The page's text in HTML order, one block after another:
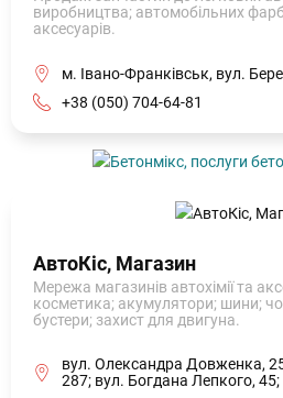
виробництва; автомобільних фарб,
аксесуарів.
м. Івано-Франківськ, вул.
+38 (050) 704-64-81
АвтоКіс, Магазин
Мережа магазинів автохімії та
косметика; акумулятори; шини;
бустери; захист для двигуна.
вул. Олександра Довженка,
287; вул. Богдана Лепкого,